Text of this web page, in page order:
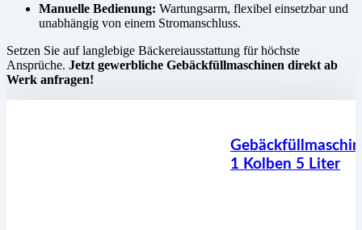
Manuelle Bedienung: Wartungsarm, flexibel einsetzbar und
unabhängig von einem Stromanschluss.
Setzen Sie auf langlebige Bäckereiausstattung für höchste
Ansprüche. Jetzt gewerbliche Gebäckfüllmaschinen direkt ab
Werk anfragen!
1 Kolben 5 Liter